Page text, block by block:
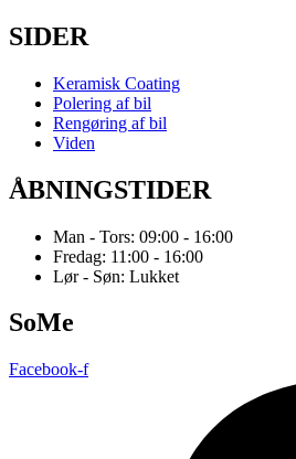
SIDER
Keramisk Coating
Polering af bil
Rengøring af bil
Viden
ÅBNINGSTIDER
Man - Tors: 09:00 - 16:00
Fredag: 11:00 - 16:00
Lør - Søn: Lukket
SoMe
Facebook-f